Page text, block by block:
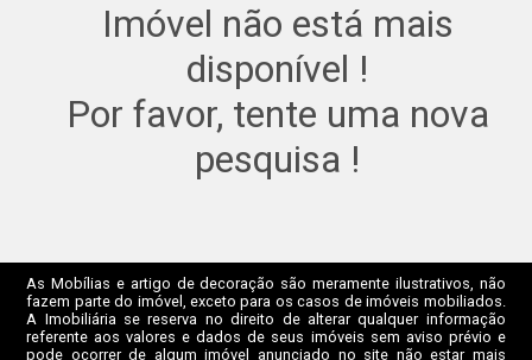
Imóvel não está mais
disponível !
Por favor, tente uma nova
pesquisa !
As Mobílias e artigo de decoração são meramente ilustrativos, não
fazem parte do imóvel, exceto para os casos de imóveis mobiliados.
A Imobiliária se reserva no direito de alterar qualquer informação
referente aos valores e dados de seus imóveis sem aviso prévio e
pode ocorrer de algum imóvel anunciado no site não estar mais